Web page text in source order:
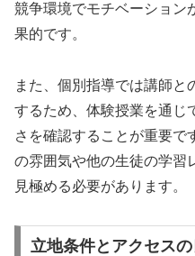
競争環境でモチベーション
果的です。
また、個別指導では講師と
するため、体験授業を通じ
さを確認することが重要で
の雰囲気や他の生徒の学習
見極める必要があります。
立地条件とアクセスの